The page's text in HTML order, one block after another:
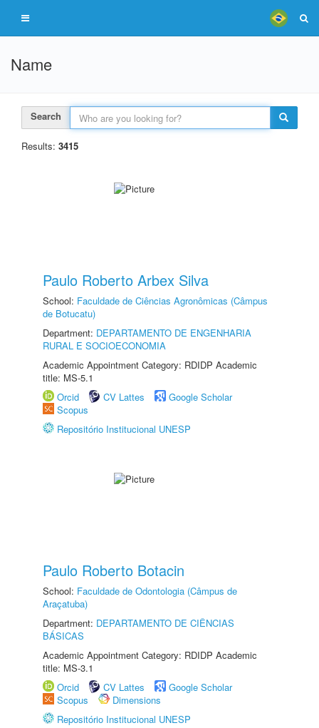
Name
Search
Results: 3415
Paulo Roberto Arbex Silva
School: Faculdade de Ciências Agronômicas (Câmpus
de Botucatu)
Department: DEPARTAMENTO DE ENGENHARIA
RURAL E SOCIOECONOMIA
Academic Appointment Category: RDIDP Academic
title: MS-5.1
Orcid
CV Lattes
Google Scholar
Scopus
Repositório Institucional UNESP
Paulo Roberto Botacin
School: Faculdade de Odontologia (Câmpus de
Araçatuba)
Department: DEPARTAMENTO DE CIÊNCIAS
BÁSICAS
Academic Appointment Category: RDIDP Academic
title: MS-3.1
Orcid
CV Lattes
Google Scholar
Scopus
Dimensions
Repositório Institucional UNESP